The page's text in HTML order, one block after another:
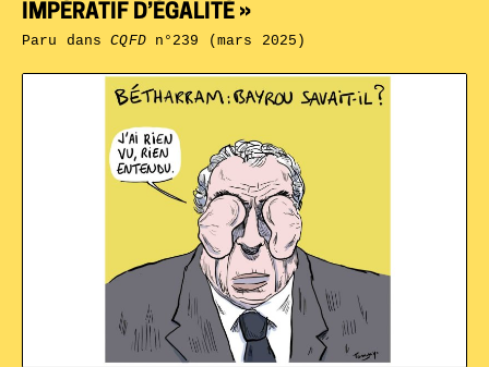
IMPÉRATIF D’ÉGALITÉ »
Paru dansCQFDn°239 (mars 2025)